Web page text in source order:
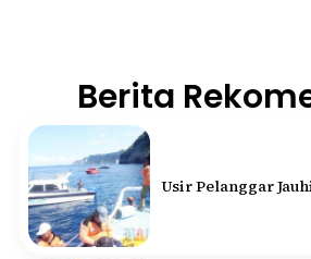
Berita
Usir Pelanggar